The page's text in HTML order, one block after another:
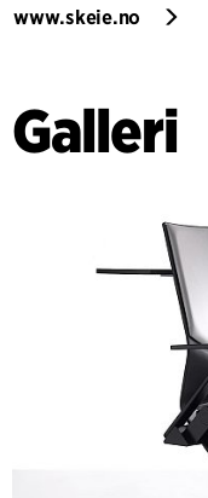
www.skeie.no
Galleri